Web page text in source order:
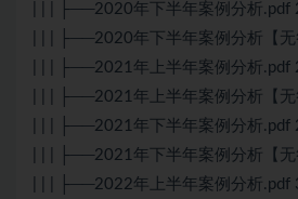
| | | ├──2020年下半年案例分析.pdf
| | | ├──2020年下半年案例分析【
| | | ├──2021年上半年案例分析.pdf
| | | ├──2021年上半年案例分析【
| | | ├──2021年下半年案例分析.pdf
| | | ├──2021年下半年案例分析【
| | | ├──2022年上半年案例分析.pdf